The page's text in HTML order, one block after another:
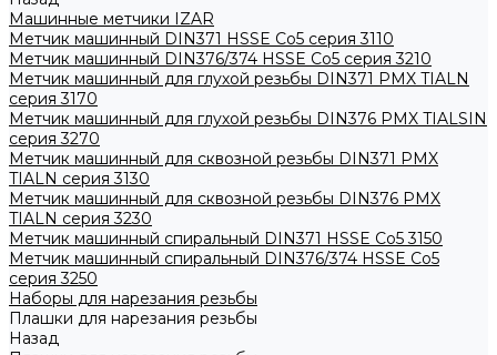
Машинные метчики IZAR
Метчик машинный DIN371 HSSE Co5 серия 3110
Метчик машинный DIN376/374 HSSE Co5 серия 3210
Метчик машинный для глухой резьбы DIN371 PMX TIALN
серия 3170
Метчик машинный для глухой резьбы DIN376 PMX TIALSIN
серия 3270
Метчик машинный для сквозной резьбы DIN371 PMX
TIALN серия 3130
Метчик машинный для сквозной резьбы DIN376 PMX
TIALN серия 3230
Метчик машинный спиральный DIN371 HSSE Co5 3150
Метчик машинный спиральный DIN376/374 HSSE Co5
серия 3250
Наборы для нарезания резьбы
Плашки для нарезания резьбы
Назад